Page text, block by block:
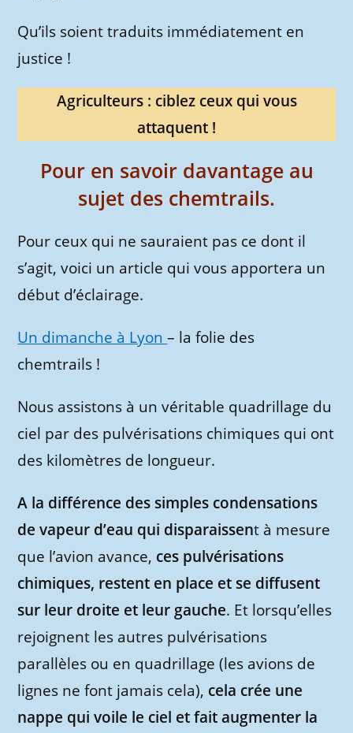
Qu’ils soient traduits immédiatement en
justice !
Agriculteurs : ciblez ceux qui vous
attaquent !
Pour en savoir davantage au
sujet des chemtrails.
Pour ceux qui ne sauraient pas ce dont il
s’agit, voici un article qui vous apportera un
début d’éclairage.
Un dimanche à Lyon– la folie des
chemtrails !
Nous assistons à un véritable quadrillage du
ciel par des pulvérisations chimiques qui ont
des kilomètres de longueur.
A la différence des simples condensations
de vapeur d’eau qui disparaissent à mesure
que l’avion avance, ces pulvérisations
chimiques, restent en place et se diffusent
sur leur droite et leur gauche. Et lorsqu’elles
rejoignent les autres pulvérisations
parallèles ou en quadrillage (les avions de
lignes ne font jamais cela), cela crée une
nappe qui voile le ciel et fait augmenter la